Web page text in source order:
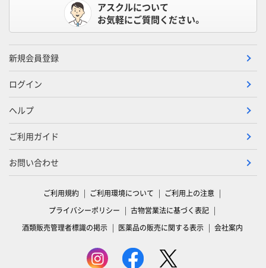
アスクルについて
お気軽にご質問ください。
新規会員登録
ログイン
ヘルプ
ご利用ガイド
お問い合わせ
ご利用規約 ご利用環境について
ご利用上の注意
プライバシーポリシー
古物営業法に基づく表記
酒類販売管理者標識の掲示
医薬品の販売に関する表示 会社案内